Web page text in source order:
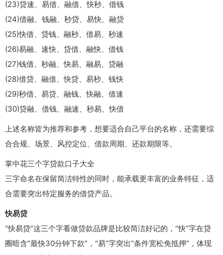
(23)贷速、易借、融借、快秒、借钱
(24)借融、钱融、秒贷、易快、融贷
(25)快借、贷钱、融秒、借易、秒速
(26)易融、速快、贷借、融快、借钱
(27)钱借、秒融、快易、融易、贷融
(28)借贷、融借、快贷、易秒、钱快
(29)秒借、易贷、融钱、快融、借速
(30)贷融、借钱、融速、秒易、快借
上述名称皆为推荐和参考，想要适合自己平台的名称，还需要综
合合规、场景、风控定位、借款周期、还款期限等。
掌中花三个字贷款口子大全
三字命名在保留简洁特性的同时，能承载更丰富的业务特征，适
合需要突出特定服务的借贷产品。
快易贷
“快易贷”这三个字看做贷款品牌是比较简洁好记的，“快”字在贷
圈暗含“最快30分钟下款”，“易”字突出“条件宽松免抵押”，体现